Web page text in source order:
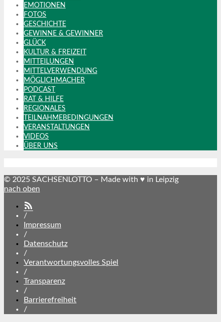
EMOTIONEN
FOTOS
GESCHICHTE
GEWINNE & GEWINNER
GLÜCK
KULTUR & FREIZEIT
MITTEILUNGEN
MITTELVERWENDUNG
MÖGLICHMACHER
PODCAST
RAT & HILFE
REGIONALES
TEILNAHMEBEDINGUNGEN
VERANSTALTUNGEN
VIDEOS
ÜBER UNS
© 2025 SACHSENLOTTO – Made with ♥ in Leipzig
nach oben
/
Impressum
/
Datenschutz
/
Verantwortungsvolles Spiel
/
Transparenz
/
Barrierefreiheit
/